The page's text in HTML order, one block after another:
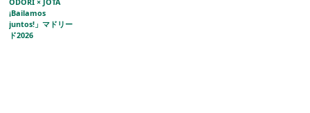
¡Bailamos
juntos!」マドリー
ド2026